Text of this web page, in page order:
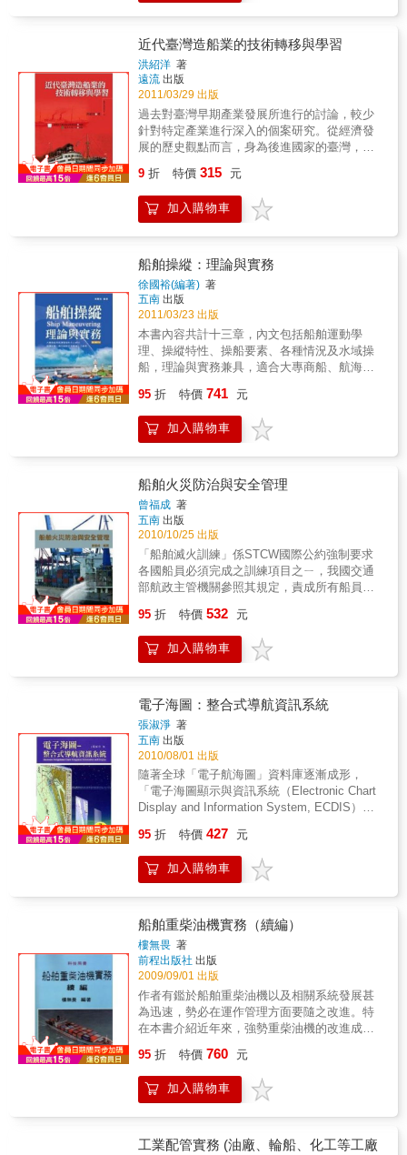
體，扮演著文化傳承的要角，即便電子書來勢
洶洶，至少時至今日，仍難以取而代之。
近代臺灣造船業的技術轉移與學習
洪紹洋 著
遠流 出版
2011/03/29 出版
過去對臺灣早期產業發展所進行的討論，較少
針對特定產業進行深入的個案研究。從經濟發
展的歷史觀點而言，身為後進國家的臺灣，如
到中國經驗的影響，再藉由引入先進國家的技
術和政府產業政策的協助來發展工業，以逐步
脫離對先進國家在技術上的依賴等，是值得研
業的發展過程：自日治時期建造小型船舶滿足
地區性的需求，到戰後以修船業務為開端，經
由技術引進，開始建造小型、乃至大型船舶。
本書的特點在於，對戰前、戰後臺灣造船業的
發展作為一個整體展開連續性的討論，並對戰
後初期臺灣造船公司如何填補日本籍技術人員
離開後所產生的管理與技術缺口。此外，也就
各時期的技術學習、技術者的養成與政府的產
業政策進行論述。
9 折 特價 315 元
加入購物車
船舶操縱：理論與實務
徐國裕(編著) 著
五南 出版
2011/03/23 出版
本書內容共計十三章，內文包括船舶運動學
理、操縱特性、操船要素、各種情況及水域操
船，理論與實務兼具，適合大專商船、航海科
作者為港口引水人，以其豐富的學理基礎與實
務經驗，提供國內航海相同科系研習教材及海
運相關人員之參考。
95 折 特價 741 元
加入購物車
船舶火災防治與安全管理
曾福成 著
五南 出版
2010/10/25 出版
「船舶滅火訓練」係STCW國際公約強制要求
各國船員必須完成之訓練項目之ㄧ，我國交通
部航政主管機關參照其規定，責成所有船員均
進一步接受進階滅火訓練課程。本書依據國際
海事組織所制定的一九八八年基本滅火典型課
程(Model Course 1.20)以及一九九一年進階滅
舶火災理論與應變作業篇以及船舶火災演訓與
人員安全篇等三篇共計十三章，兼顧理論與相
關實務之探討，頗能裨益教學與訓練需要。
95 折 特價 532 元
加入購物車
電子海圖：整合式導航資訊系統
張淑淨 著
五南 出版
2010/08/01 出版
隨著全球「電子航海圖」資料庫逐漸成形，
「電子海圖顯示與資訊系統（Electronic Chart
Display and Information System, ECDIS）」
擴大適用範圍強制更多船舶安裝。實際上
ECDIS在提高航行安全與效率方面的效益已廣
受肯定而成為船舶航行資訊整合的核心平台。
軸，有系統地探討ECDIS的資料特性、軟體功
能設計、航儀資訊的整合關鍵、國際法規與服
務運作架構。對於ECDIS的使用者而言，本書
的基本教學目標是：能有效且安全地操作
ECDIS設備、能適當使用ECDIS相關資訊、知
道ECDIS的相關限制、了解電子航海圖的相關
法律問題與責任。對於相關研究者與研發工程
師而言，本書更就ECDIS這類即時操作用地理
資訊系統的物件模型資料設計與空間分析技
更新、GPS/DGPS衛星定位、AIS船舶自動識
別系統、以及船舶交通資訊服務系統、海上電
子公路、e-化航行等最新應用發展等方面，提
供了深入的探討與充份的參考資訊。
95 折 特價 427 元
加入購物車
船舶重柴油機實務（續編）
樓無畏 著
前程出版社 出版
2009/09/01 出版
作者有鑑於船舶重柴油機以及相關系統發展甚
為迅速，勢必在運作管理方面要隨之改進。特
在本書介紹近年來，強勢重柴油機的改進成就
方面予以說明。 作者並以專章介紹燃氣渦
輪機，為河海人員特考之新增項目，使讀者更
了解燃氣渦輪機在商船上的應用。適用指標：
95 折 特價 760 元
加入購物車
工業配管實務 (油廠、輪船、化工等工廠